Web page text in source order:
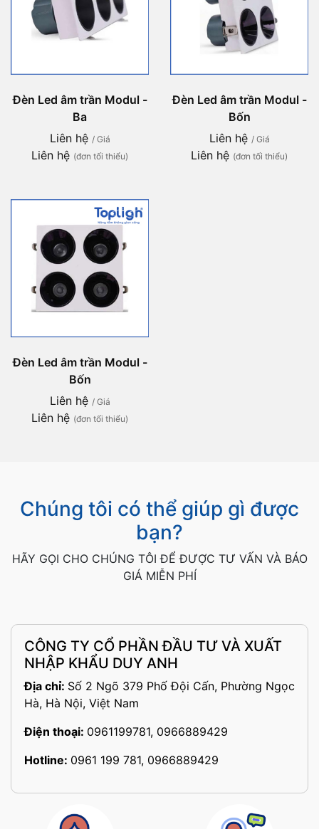
Đèn Led âm trần Modul -
Ba
Liên hệ / Giá
Liên hệ (đơn tối thiểu)
Đèn Led âm trần Modul -
Bốn
Liên hệ / Giá
Liên hệ (đơn tối thiểu)
Đèn Led âm trần Modul -
Bốn
Liên hệ / Giá
Liên hệ (đơn tối thiểu)
Chúng tôi có thể giúp gì được
bạn?
HÃY GỌI CHO CHÚNG TÔI ĐỂ ĐƯỢC TƯ VẤN VÀ BÁO
GIÁ MIỄN PHÍ
CÔNG TY CỔ PHẦN ĐẦU TƯ VÀ XUẤT
NHẬP KHẨU DUY ANH
Địa chỉ: Số 2 Ngõ 379 Phố Đội Cấn, Phường Ngọc
Hà, Hà Nội, Việt Nam
Điện thoại: 0961199781, 0966889429
Hotline: 0961 199 781, 0966889429